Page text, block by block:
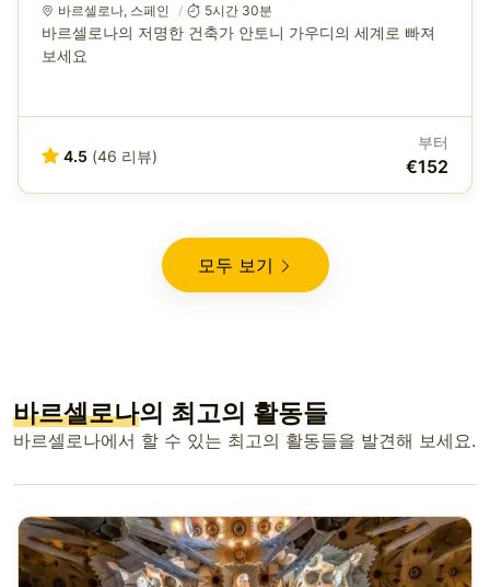
바르셀로나, 스페인 5시간 30분
바르셀로나의 저명한 건축가 안토니 가우디의 세계로 빠져
보세요
4.5 (46 리뷰)
부터
€152
모두 보기
바르셀로나의 최고의 활동들
바르셀로나에서 할 수 있는 최고의 활동들을 발견해 보세요.